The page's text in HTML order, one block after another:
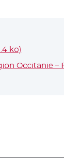
ko)
Occitanie –